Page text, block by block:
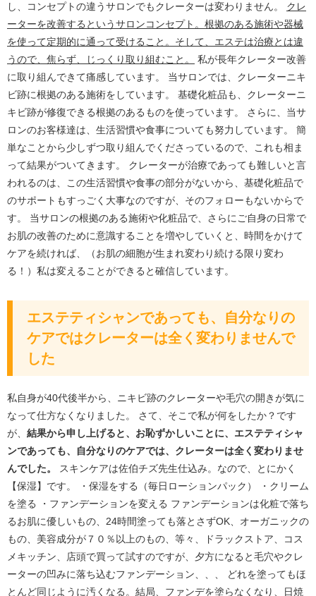
し、コンセプトの違うサロンでもクレーターは変わりません。 クレ
ーターを改善するというサロンコンセプト。根拠のある施術や器械
を使って定期的に通って受けること。そして、エステは治療とは違
うので、焦らず、じっくり取り組むこと。
私が長年クレーター改善
に取り組んできて痛感しています。 当サロンでは、クレーターニキ
ビ跡に根拠のある施術をしています。 基礎化粧品も、クレーターニ
キビ跡が修復できる根拠のあるものを使っています。 さらに、当サ
ロンのお客様達は、生活習慣や食事についても努力しています。 簡
単なことから少しずつ取り組んでくださっているので、これも相ま
って結果がついてきます。 クレーターが治療であっても難しいと言
われるのは、この生活習慣や食事の部分がないから、基礎化粧品で
のサポートもすっごく大事なのですが、そのフォローもないからで
す。 当サロンの根拠のある施術や化粧品で、さらにご自身の日常で
お肌の改善のために意識することを増やしていくと、時間をかけて
ケアを続ければ、（お肌の細胞が生まれ変わり続ける限り変わ
る！）私は変えることができると確信しています。
エステティシャンであっても、自分なりの
ケアではクレーターは全く変わりませんで
した
私自身が40代後半から、ニキビ跡のクレーターや毛穴の開きが気に
なって仕方なくなりました。 さて、そこで私が何をしたか？です
が、 結果から申し上げると、お恥ずかしいことに、エステティシャ
ンであっても、自分なりのケアでは、クレーターは全く変わりませ
んでした。
スキンケアは佐伯チズ先生仕込み。なので、とにかく
【保湿】です。 ・保湿をする（毎日ローションパック） ・クリーム
を塗る ・ファンデーションを変える ファンデーションは化粧で落ち
るお肌に優しいもの、24時間塗っても落とさずOK、オーガニックの
もの、美容成分が７０％以上のもの、等々、ドラックストア、コス
メキッチン、店頭で買って試すのですが、夕方になると毛穴やクレ
ーターの凹みに落ち込むファンデーション、、、 どれを塗ってもほ
とんど同じように汚くなる。結局、ファンデを塗らなくなり、日焼